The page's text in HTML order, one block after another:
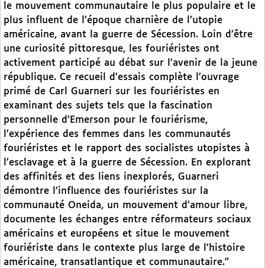
le mouvement communautaire le plus populaire et le
plus influent de l’époque charnière de l’utopie
américaine, avant la guerre de Sécession. Loin d’être
une curiosité pittoresque, les fouriéristes ont
activement participé au débat sur l’avenir de la jeune
république. Ce recueil d’essais complète l’ouvrage
primé de Carl Guarneri sur les fouriéristes en
examinant des sujets tels que la fascination
personnelle d’Emerson pour le fouriérisme,
l’expérience des femmes dans les communautés
fouriéristes et le rapport des socialistes utopistes à
l’esclavage et à la guerre de Sécession. En explorant
des affinités et des liens inexplorés, Guarneri
démontre l’influence des fouriéristes sur la
communauté Oneida, un mouvement d’amour libre,
documente les échanges entre réformateurs sociaux
américains et européens et situe le mouvement
fouriériste dans le contexte plus large de l’histoire
américaine, transatlantique et communautaire."